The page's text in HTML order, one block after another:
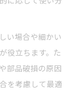
い場合や細かい
役立ちます。た
部品破損の原因
を考慮して最適